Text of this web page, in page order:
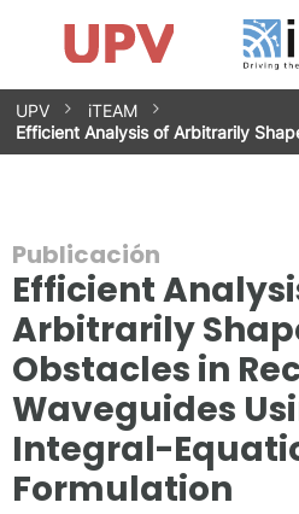
Saltar
contenido
Impacto
Grupos de investigación
Instalaciones
Spin-offs
Contacto
Prácticas
Noticias
Unidad de Igualdad
UPV
iTEAM
Efficient Analysis of Arbitrarily
Publicación
Efficient
Arbitrarily
Obstacles in
Waveguides
Integral-
Formulation